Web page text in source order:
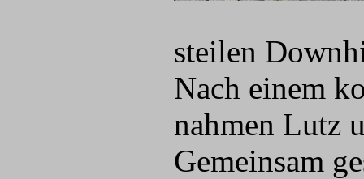
steilen
Nach einem
nahmen Lutz
Gemeinsam